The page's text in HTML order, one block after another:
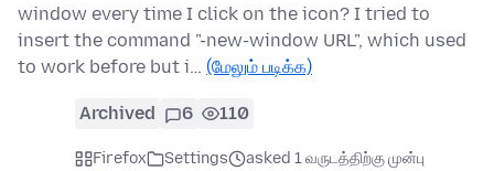
window every time I click on the icon? I tried to
insert the command "-new-window URL", which used
to work before but i… (மேலும் படிக்க)
Archived 6 110
Firefox Settings asked 1 வருடத்திற்கு முன்பு